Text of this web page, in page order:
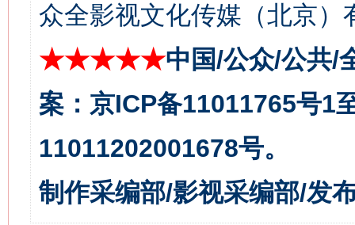
众全影视文化传媒（北京）
★★★★★中国/公众/公共/
案：京ICP备11011765号1
11011202001678号。
制作采编部/影视采编部/发
在谋一域中谋全局